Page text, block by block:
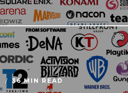
36 MIN READ